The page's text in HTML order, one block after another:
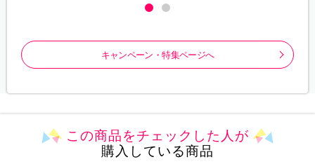
キャンペーン・特集ページへ
この商品をチェックした人が
購入している商品